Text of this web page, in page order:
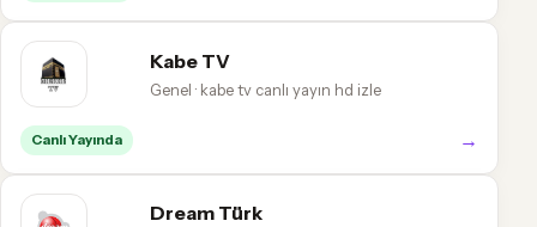
Kabe TV
Genel · kabe tv canlı yayın hd izle
Canlı Yayında →
Dream Türk